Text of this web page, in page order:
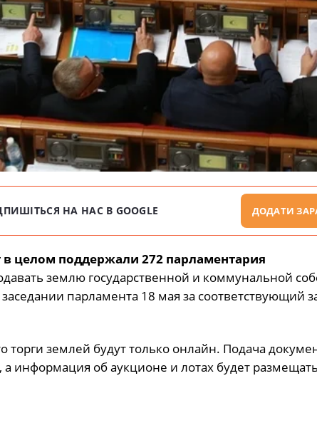
НА НАС В GOOGLE ДОДАТИ
целом поддержали 272 парламентария
землю государственной и коммунальной
парламента 18 мая за соответствующий
торги землей будут только онлайн. Подача
информация об аукционе и лотах будет